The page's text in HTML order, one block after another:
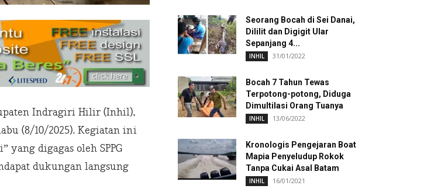
Indragiri Hilir (Inhil),
(8/10/2025). Kegiatan ini
yang digagas oleh SPPG
dukungan langsung
Seorang Bocah di Sei Danai,
Dililit dan Digigit Ular
Sepanjang 4...
INHIL 31/01/2022
Bocah 7 Tahun Tewas
Terpotong-potong, Diduga
Dimultilasi Orang Tuanya
INHIL 13/06/2022
Kronologis Pengejaran Boat
Mapia Penyeludup Rokok
Tanpa Cukai Asal Batam
INHIL 16/01/2021